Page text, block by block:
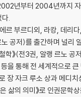
년부터 2004년까지
.
르 부르디외, 라캉, 데리
노 공저)를 출간하며 널리
학》(전3권, 알랭 르노 공
등을 통해 전 세계적으로
장 자크 루소 상과 메디
삶의 의미》로 인권문학